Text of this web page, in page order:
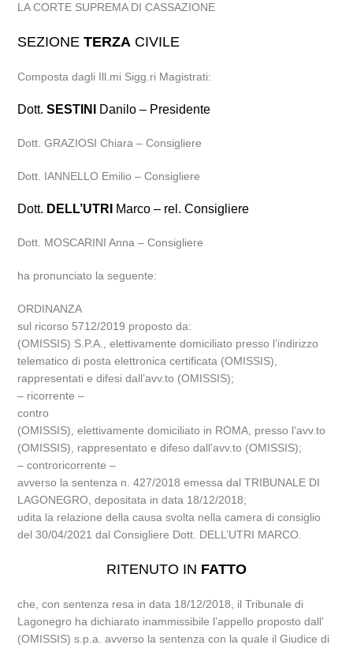
LA CORTE SUPREMA DI CASSAZIONE
SEZIONETERZA CIVILE
Composta dagli Ill.mi Sigg.ri Magistrati:
Dott.SESTINI Danilo – Presidente
Dott. GRAZIOSI Chiara – Consigliere
Dott. IANNELLO Emilio – Consigliere
Dott. DELL’UTRI Marco – rel. Consigliere
Dott. MOSCARINI Anna – Consigliere
ha pronunciato la seguente:
ORDINANZA
sul ricorso 5712/2019 proposto da:
(OMISSIS) S.P.A., elettivamente domiciliato presso l’indirizzo
telematico di posta elettronica certificata (OMISSIS),
rappresentati e difesi dall’avv.to (OMISSIS);
– ricorrente –
contro
(OMISSIS), elettivamente domiciliato in ROMA, presso l’avv.to
(OMISSIS), rappresentato e difeso dall’avv.to (OMISSIS);
– controricorrente –
avverso la sentenza n. 427/2018 emessa dal TRIBUNALE DI
LAGONEGRO, depositata in data 18/12/2018;
udita la relazione della causa svolta nella camera di consiglio
del 30/04/2021 dal Consigliere Dott. DELL’UTRI MARCO.
RITENUTO IN FATTO
che, con sentenza resa in data 18/12/2018, il Tribunale di
Lagonegro ha dichiarato inammissibile l’appello proposto dall’
(OMISSIS) s.p.a. avverso la sentenza con la quale il Giudice di